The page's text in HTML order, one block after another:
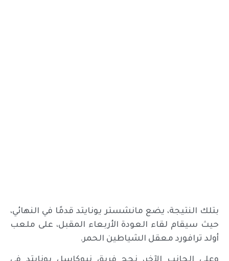
بتلك النتيجة، يضع مانشستر يونايتد قدمًا في النهائي،
حيث سيقام لقاء العودة الأربعاء المقبل، على ملعب
أولد ترافورد معقل الشياطين الحمر.